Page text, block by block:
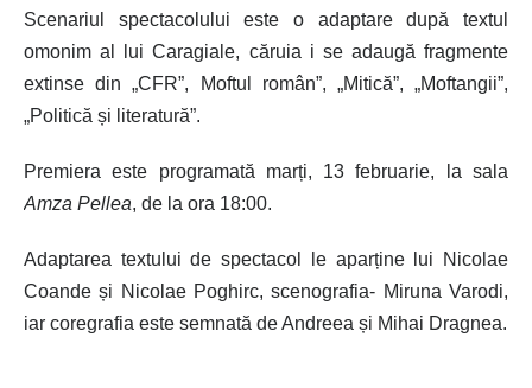
Scenariul spectacolului este o adaptare după textul
omonim al lui Caragiale, căruia i se adaugă fragmente
extinse din „CFR”, Moftul român”, „Mitică”, „Moftangii”,
„Politică și literatură”.
Premiera este programată marți, 13 februarie, la sala
Amza Pellea, de la ora 18:00.
Adaptarea textului de spectacol le aparține lui Nicolae
Coande și Nicolae Poghirc, scenografia- Miruna Varodi,
iar coregrafia este semnată de Andreea și Mihai Dragnea.